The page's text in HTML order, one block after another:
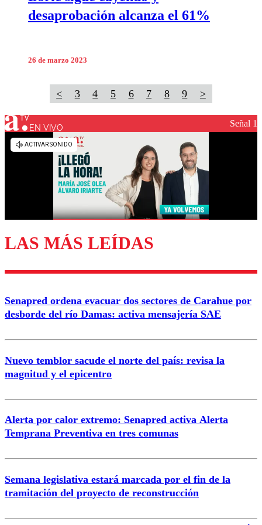
desaprobación alcanza el 61%
26 de marzo 2023
< 3 4 5 6 7 8 9 >
EN VIVO Señal 1
LAS MÁS LEÍDAS
Senapred ordena evacuar dos sectores de Carahue por
desborde del río Damas: activa mensajería SAE
Nuevo temblor sacude el norte del país: revisa la
magnitud y el epicentro
Alerta por calor extremo: Senapred activa Alerta
Temprana Preventiva en tres comunas
Semana legislativa estará marcada por el fin de la
tramitación del proyecto de reconstrucción